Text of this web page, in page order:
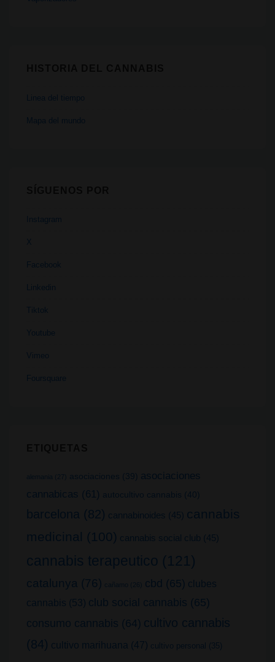
Linea del tiempo
Mapa del mundo
Instagram
X
Facebook
Linkedin
Tiktok
Youtube
Vimeo
Foursquare
alemania (27) asociaciones (39)
asociaciones
cannabicas (61) autocultivo cannabis (40)
barcelona (82) cannabinoides (45) cannabis
medicinal (100) cannabis social club (45)
cannabis terapeutico (121)
catalunya (76) cañamo (26) cbd (65) clubes
cannabis (53) club social cannabis (65)
consumo cannabis (64) cultivo cannabis
(84) cultivo marihuana (47) cultivo personal (35)